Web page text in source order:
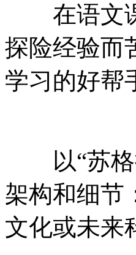
在语文课“
探险经验而
学习的好帮手
以“苏格
架构和细节
文化或未来科技